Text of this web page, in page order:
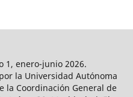
1, enero-junio 2026.
la Universidad Autónoma
la Coordinación General de